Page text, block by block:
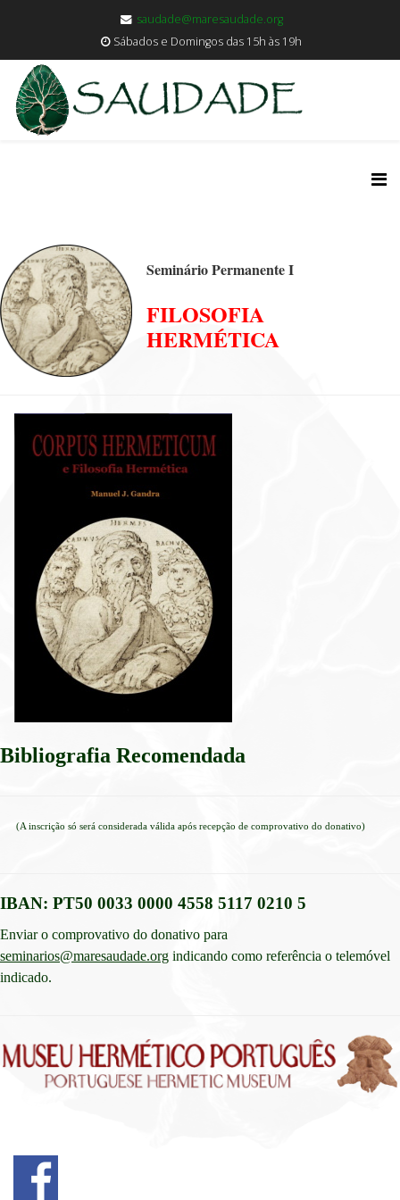
saudade@maresaudade.org
Sábados e Domingos das 15h às 19h
Seminário Permanente I
FILOSOFIA
HERMÉTICA
Bibliografia Recomendada
(A inscrição só será considerada válida após recepção de comprovativo do donativo)
IBAN: PT50 0033 0000 4558 5117 0210 5
Enviar o comprovativo do donativo para
seminarios@maresaudade.org indicando como referência o telemóvel
indicado.